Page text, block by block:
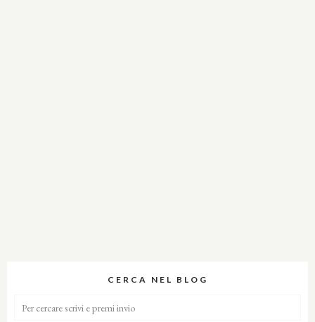
CERCA NEL BLOG